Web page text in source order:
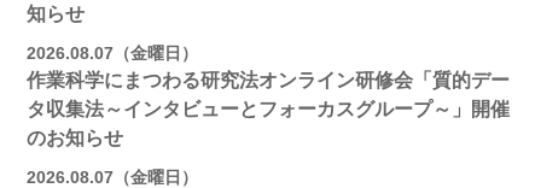
知らせ
2026.08.07（金曜日）
作業科学にまつわる研究法オンライン研修会「質的デー
タ収集法～インタビューとフォーカスグループ～」開催
のお知らせ
2026.08.07（金曜日）